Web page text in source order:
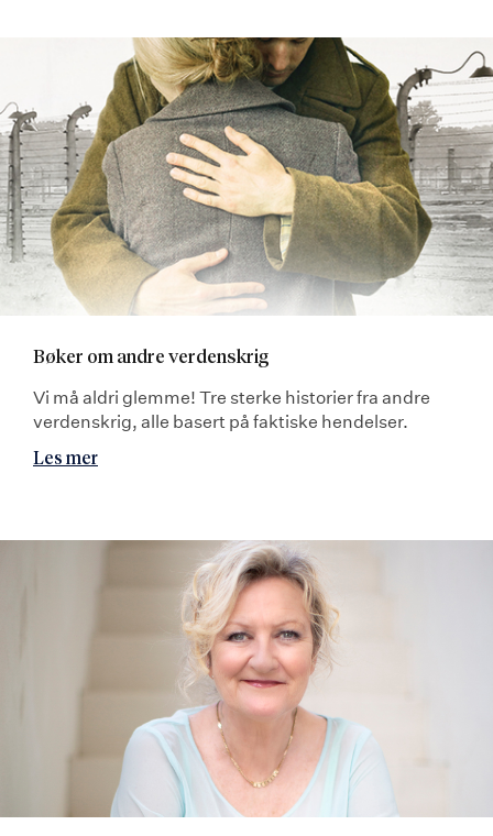
Bøker om andre verdenskrig
Vi må aldri glemme! Tre sterke historier fra andre
verdenskrig, alle basert på faktiske hendelser.
Les mer